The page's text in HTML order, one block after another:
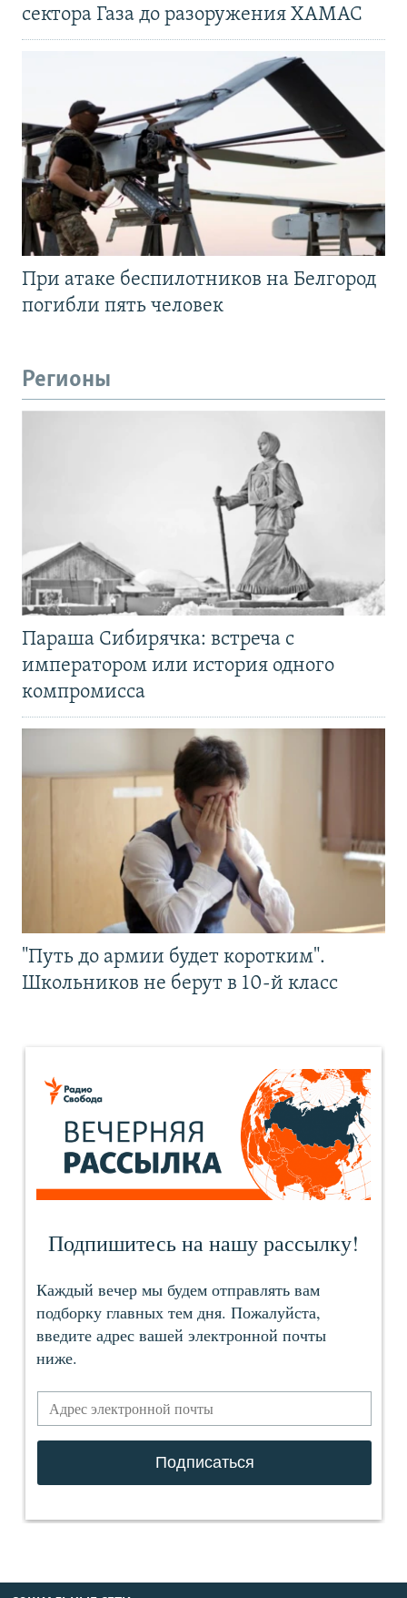
сектора Газа до разоружения ХАМАС
При атаке беспилотников на Белгород
погибли пять человек
Регионы
Параша Сибирячка: встреча с
императором или история одного
компромисса
"Путь до армии будет коротким".
Школьников не берут в 10-й класс